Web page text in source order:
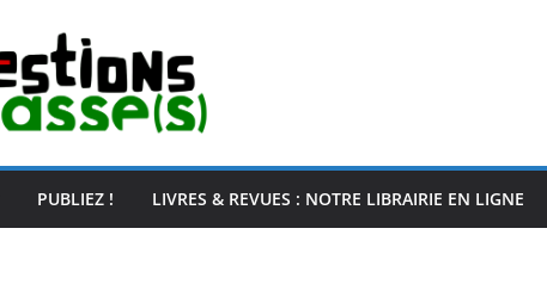
PUBLIEZ ! LIVRES & REVUES : NOTRE LIBRAIRIE EN LIGNE